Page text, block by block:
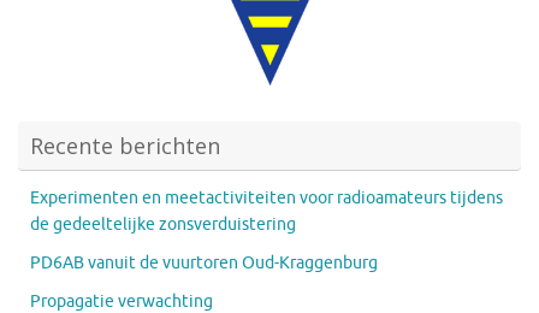
Recente berichten
Experimenten en meetactiviteiten voor radioamateurs tijdens
de gedeeltelijke zonsverduistering
PD6AB vanuit de vuurtoren Oud-Kraggenburg
Propagatie verwachting